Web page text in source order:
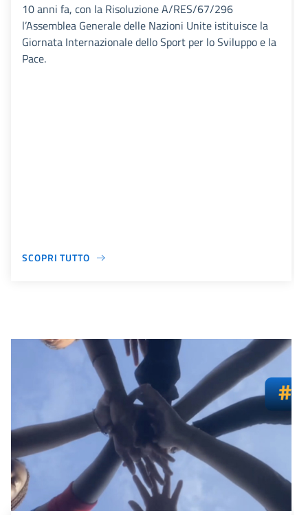
10 anni fa, con la Risoluzione A/RES/67/296
l’Assemblea Generale delle Nazioni Unite istituisce la
Giornata Internazionale dello Sport per lo Sviluppo e la
Pace.
SCOPRI TUTTO